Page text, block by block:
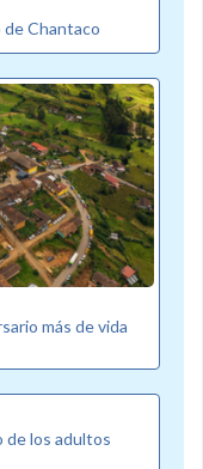
de Chantaco
más de vida
de los adultos